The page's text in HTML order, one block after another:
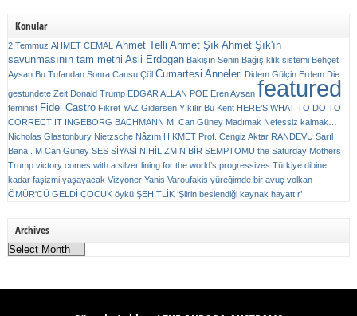
Konular
2 Temmuz AHMET CEMAL Ahmet Telli Ahmet Şık Ahmet Şık'ın
savunmasının tam metni Asli Erdogan Bakişın Senin Bağışıklık sistemi Behçet
Aysan Bu Tufandan Sonra Cansu Çöl Cumartesi Anneleri Didem Gülçin Erdem Die
gestundete Zeit Donald Trump EDGAR ALLAN POE Eren Aysan featured
feminist Fidel Castro Fikret YAZ Gidersen Yıkılır Bu Kent HERE’S WHAT TO DO TO
CORRECT IT INGEBORG BACHMANN M. Can Güney Madımak Nefessiz kalmak…
Nicholas Glastonbury Nietzsche Nâzım HİKMET Prof. Cengiz Aktar RANDEVU Sarıl
Bana . M Can Güney SES SİYASİ NİHİLİZMİN BİR SEMPTOMU the Saturday Mothers
Trump victory comes with a silver lining for the world’s progressives Türkiye dibine
kadar faşizmi yaşayacak Vizyoner Yanis Varoufakis yüreğimde bir avuç volkan
ÖMÜR'CÜ GELDİ ÇOCUK öykü ŞEHİTLİK ‘Şiirin beslendiği kaynak hayattır’
Archives
Archives